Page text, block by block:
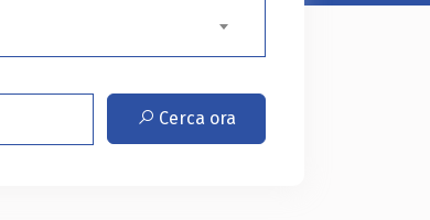
Cerca ora